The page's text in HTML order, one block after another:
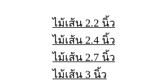
ไม้เส้น 2.2 นิ้ว
ไม้เส้น 2.4 นิ้ว
ไม้เส้น 2.7 นิ้ว
ไม้เส้น 3 นิ้ว